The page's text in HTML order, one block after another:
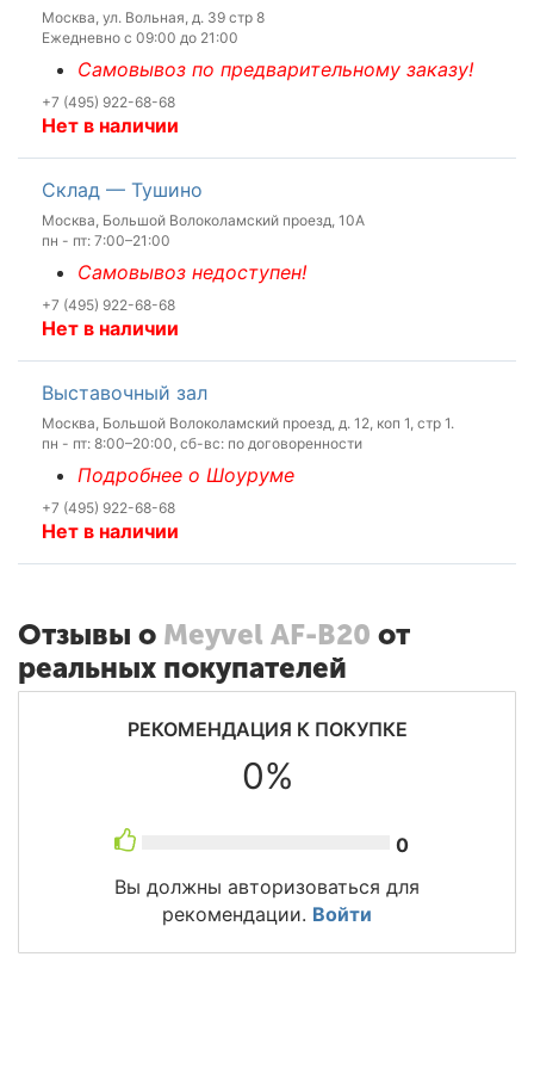
Москва, ул. Вольная, д. 39 стр 8
Ежедневно с 09:00 до 21:00
Самовывоз по предварительному заказу!
+7 (495) 922-68-68
Нет в наличии
Склад — Тушино
Москва, Большой Волоколамский проезд, 10А
пн - пт: 7:00–21:00
Самовывоз недоступен!
+7 (495) 922-68-68
Нет в наличии
Выставочный зал
Москва, Большой Волоколамский проезд, д. 12, коп 1, стр 1.
пн - пт: 8:00–20:00, сб-вс: по договоренности
Подробнее о Шоуруме
+7 (495) 922-68-68
Нет в наличии
Отзывы о Meyvel AF-B20 от
реальных покупателей
РЕКОМЕНДАЦИЯ К ПОКУПКЕ
0%
0
Вы должны авторизоваться для
рекомендации. Войти